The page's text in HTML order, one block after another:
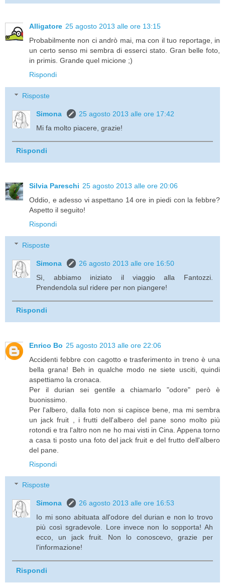
Alligatore 25 agosto 2013 alle ore 13:15
Probabilmente non ci andrò mai, ma con il tuo reportage, in
un certo senso mi sembra di esserci stato. Gran belle foto,
in primis. Grande quel micione ;)
Rispondi
Risposte
Simona
25 agosto 2013 alle ore 17:42
Mi fa molto piacere, grazie!
Rispondi
Silvia Pareschi 25 agosto 2013 alle ore 20:06
Oddio, e adesso vi aspettano 14 ore in piedi con la febbre?
Aspetto il seguito!
Rispondi
Risposte
Simona
26 agosto 2013 alle ore 16:50
Sì, abbiamo iniziato il viaggio alla Fantozzi.
Prendendola sul ridere per non piangere!
Rispondi
Enrico Bo 25 agosto 2013 alle ore 22:06
Accidenti febbre con cagotto e trasferimento in treno è una
bella grana! Beh in qualche modo ne siete usciti, quindi
aspettiamo la cronaca.
Per il durian sei gentile a chiamarlo "odore" però è
buonissimo.
Per l'albero, dalla foto non si capisce bene, ma mi sembra
un jack fruit , i frutti dell'albero del pane sono molto più
rotondi e tra l'altro non ne ho mai visti in Cina. Appena torno
a casa ti posto una foto del jack fruit e del frutto dell'albero
del pane.
Rispondi
Risposte
Simona
26 agosto 2013 alle ore 16:53
Io mi sono abituata all'odore del durian e non lo trovo
più così sgradevole. Lore invece non lo sopporta! Ah
ecco, un jack fruit. Non lo conoscevo, grazie per
l'informazione!
Rispondi